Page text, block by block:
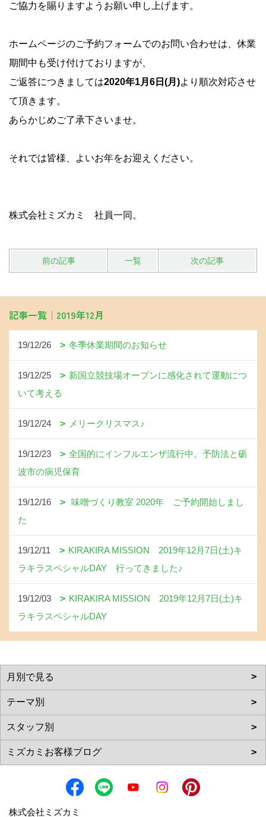
ご協力を賜りますようお願い申し上げます。
ホームページのご予約フォームでのお問い合わせは、休業
期間中も受け付けておりますが、
ご返答につきましては2020年1月6日(月)より順次対応させ
て頂きます。
あらかじめご了承下さいませ。
それでは皆様、よいお年をお迎えください。
株式会社ミズカミ 社員一同。
前の記事 一覧 次の記事
記事一覧｜2019年12月
19/12/26 冬季休業期間のお知らせ
19/12/25
新国立競技場オープンに感化されて運動につ
いて考える
19/12/24 メリークリスマス♪
19/12/23
全国的にインフルエンザ流行中。予防法と砺
波市の病児保育
19/12/16
味噌づくり教室 2020年 ご予約開始しまし
た
19/12/11
KIRAKIRA MISSION 2019年12月7日(土)キ
ラキラスペシャルDAY 行ってきました♪
19/12/03
KIRAKIRA MISSION 2019年12月7日(土)キ
ラキラスペシャルDAY
株式会社ミズカミ